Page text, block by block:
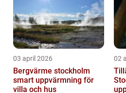
03 april 2026
Bergvärme stockholm
smart uppvärmning för
villa och hus
02